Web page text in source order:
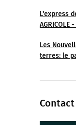
L'express
Les
terres: le
Contact